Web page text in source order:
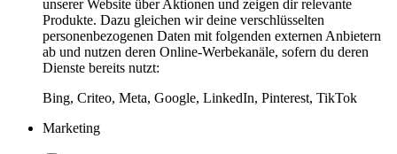
unserer Website über Aktionen und zeigen dir relevante
Produkte. Dazu gleichen wir deine verschlüsselten
personenbezogenen Daten mit folgenden externen Anbietern
ab und nutzen deren Online-Werbekanäle, sofern du deren
Dienste bereits nutzt:
Bing, Criteo, Meta, Google, LinkedIn, Pinterest, TikTok
Marketing